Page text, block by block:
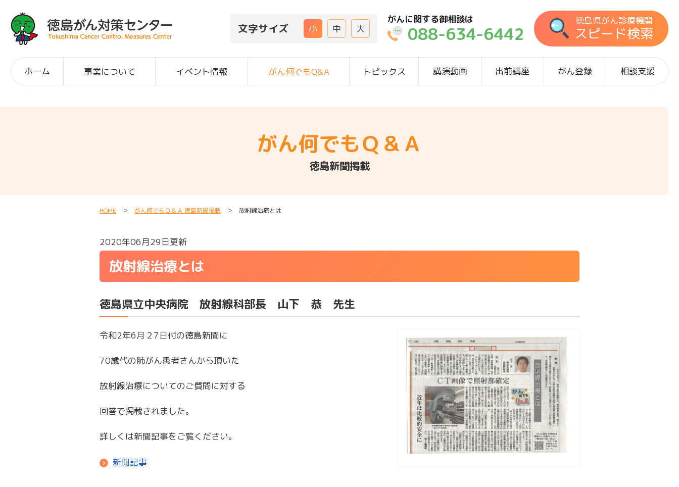
文字サイズ 小 中 大
がんに関する御相談は
088-634-6442
徳島県がん診療機関
スピード検索
ホーム 事業について イベント情報 がん何でもQ&A トピックス 講演動画 出前講座 がん登録 相談支援
がん何でもＱ＆Ａ
徳島新聞掲載
HOME ＞ がん何でもＱ＆Ａ 徳島新聞掲載 ＞ 放射線治療とは
2020年06月29日更新
放射線治療とは
徳島県立中央病院 放射線科部長 山下 恭 先生
令和2年6月２7日付の徳島新聞に
70歳代の肺がん患者さんから頂いた
放射線治療についてのご質問に対する
回答で掲載されました。
詳しくは新聞記事をご覧ください。
新聞記事